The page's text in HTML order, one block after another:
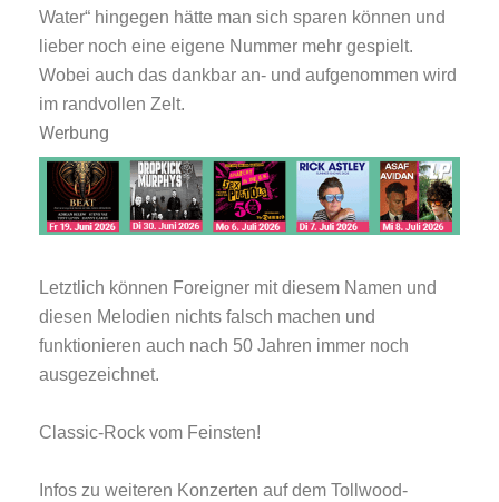
Water“ hingegen hätte man sich sparen können und
lieber noch eine eigene Nummer mehr gespielt.
Wobei auch das dankbar an- und aufgenommen wird
im randvollen Zelt.
Werbung
Letztlich können Foreigner mit diesem Namen und
diesen Melodien nichts falsch machen und
funktionieren auch nach 50 Jahren immer noch
ausgezeichnet.
Classic-Rock vom Feinsten!
Infos zu weiteren Konzerten auf dem Tollwood-